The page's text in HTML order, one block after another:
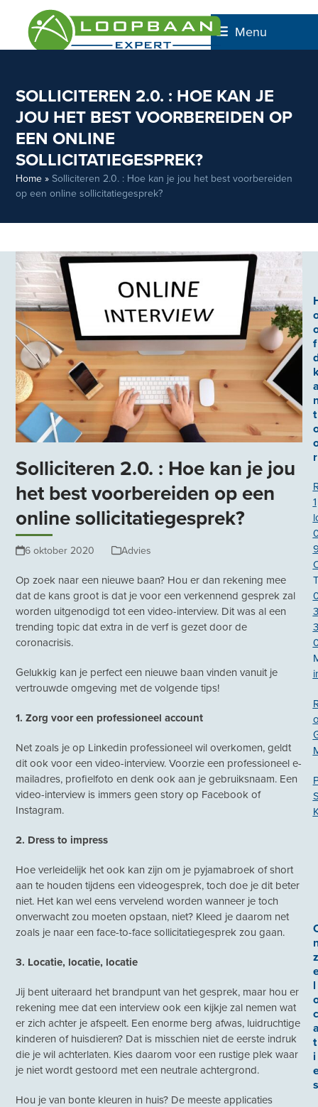
content
Menu
SOLLICITEREN 2.0. : HOE KAN JE
JOU HET BEST VOORBEREIDEN OP
EEN ONLINE
SOLLICITATIEGESPREK?
Home »Solliciteren 2.0. : Hoe kan je jou het best voorbereiden
op een online sollicitatiegesprek?
Solliciteren 2.0. : Hoe kan je jou
het best voorbereiden op een
online sollicitatiegesprek?
6 oktober 2020 Advies
Op zoek naar een nieuwe baan? Hou er dan rekening mee
dat de kans groot is dat je voor een verkennend gesprek zal
worden uitgenodigd tot een video-interview. Dit was al een
trending topic dat extra in de verf is gezet door de
coronacrisis.
Gelukkig kan je perfect een nieuwe baan vinden vanuit je
vertrouwde omgeving met de volgende tips!
1. Zorg voor een professioneel account
Net zoals je op Linkedin professioneel wil overkomen, geldt
dit ook voor een video-interview. Voorzie een professioneel e-
mailadres, profielfoto en denk ook aan je gebruiksnaam. Een
video-interview is immers geen story op Facebook of
Instagram.
2. Dress to impress
Hoe verleidelijk het ook kan zijn om je pyjamabroek of short
aan te houden tijdens een videogesprek, toch doe je dit beter
niet. Het kan wel eens vervelend worden wanneer je toch
onverwacht zou moeten opstaan, niet? Kleed je daarom net
zoals je naar een face-to-face sollicitatiegesprek zou gaan.
3. Locatie, locatie, locatie
Jij bent uiteraard het brandpunt van het gesprek, maar hou er
rekening mee dat een interview ook een kijkje zal nemen wat
er zich achter je afspeelt. Een enorme berg afwas, luidruchtige
kinderen of huisdieren? Dat is misschien niet de eerste indruk
die je wil achterlaten. Kies daarom voor een rustige plek waar
je niet wordt gestoord met een neutrale achtergrond.
Hou je van bonte kleuren in huis? De meeste applicaties
f
t
r
1
z
l
c
t
i
s